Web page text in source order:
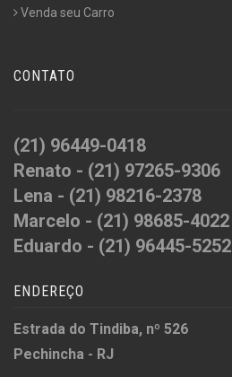
Venda seu Carro
CONTATO
(21) 96449-0418
Renato - (21) 97265-9306
Lena - (21) 98216-2378
Marcelo - (21) 98685-4022
Eduardo - (21) 96445-5252
ENDEREÇO
Estrada do Tindiba, nº 526
Pechincha - RJ